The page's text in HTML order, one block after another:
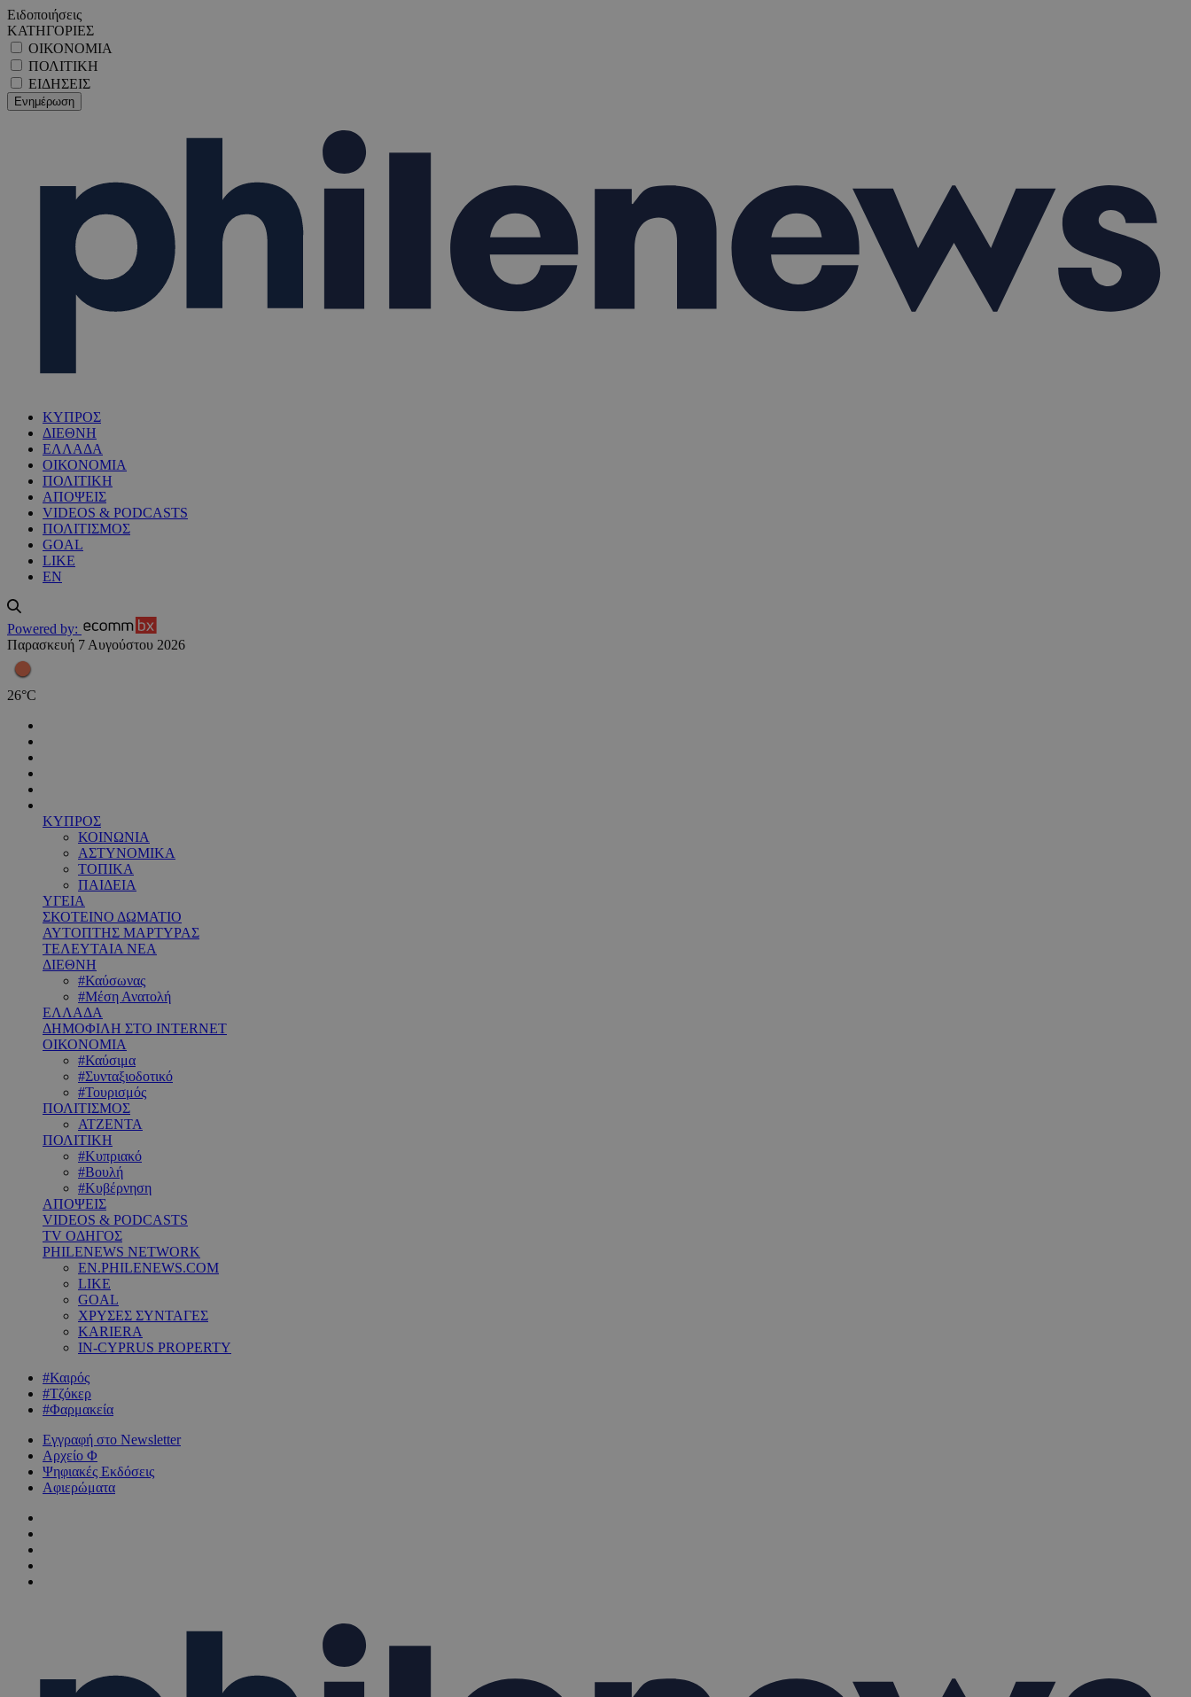
Ειδοποιήσεις
ΚΑΤΗΓΟΡΙΕΣ
ΟΙΚΟΝΟΜΙΑ
ΠΟΛΙΤΙΚΗ
ΕΙΔΗΣΕΙΣ
ΚΥΠΡΟΣ
ΔΙΕΘΝΗ
ΕΛΛΑΔΑ
ΟΙΚΟΝΟΜΙΑ
ΠΟΛΙΤΙΚΗ
ΑΠΟΨΕΙΣ
VIDEOS & PODCASTS
ΠΟΛΙΤΙΣΜΟΣ
GOAL
LIKE
EN
Powered by:
Παρασκευή 7 Αυγούστου 2026
26°C
ΚΥΠΡΟΣ
ΚΟΙΝΩΝΙΑ
ΑΣΤΥΝΟΜΙΚΑ
ΤΟΠΙΚΑ
ΠΑΙΔΕΙΑ
ΥΓΕΙΑ
ΣΚΟΤΕΙΝΟ ΔΩΜΑΤΙΟ
ΑΥΤΟΠΤΗΣ ΜΑΡΤΥΡΑΣ
ΤΕΛΕΥΤΑΙΑ ΝΕΑ
ΔΙΕΘΝΗ
#Καύσωνας
#Μέση Ανατολή
ΕΛΛΑΔΑ
ΔΗΜΟΦΙΛΗ ΣΤΟ INTERNET
ΟΙΚΟΝΟΜΙΑ
#Καύσιμα
#Συνταξιοδοτικό
#Τουρισμός
ΠΟΛΙΤΙΣΜΟΣ
ΑΤΖΕΝΤΑ
ΠΟΛΙΤΙΚΗ
#Κυπριακό
#Βουλή
#Κυβέρνηση
ΑΠΟΨΕΙΣ
VIDEOS & PODCASTS
TV ΟΔΗΓΟΣ
PHILENEWS NETWORK
EN.PHILENEWS.COM
LIKE
GOAL
ΧΡΥΣΕΣ ΣΥΝΤΑΓΕΣ
KARIERA
IN-CYPRUS PROPERTY
#Καιρός
#Τζόκερ
#Φαρμακεία
Εγγραφή στο Newsletter
Αρχείο Φ
Ψηφιακές Εκδόσεις
Αφιερώματα